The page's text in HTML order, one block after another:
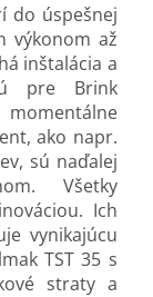
do úspešnej
výkonom až
inštalácia a
pre Brink
ako napr.
sú naďalej
Všetky
Ich
vynikajúcu
TST 35 s
straty a